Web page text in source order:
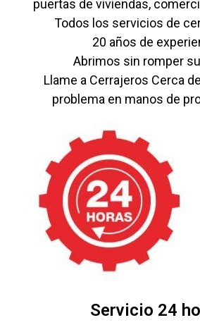
puertas de viviendas,
Todos los servicios de
20 años de
Abrimos sin romper
Llame a Cerrajeros Cerca
problema en manos de
Servicio 24